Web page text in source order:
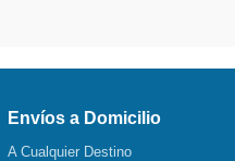
Envíos a Domicilio
A Cualquier Destino